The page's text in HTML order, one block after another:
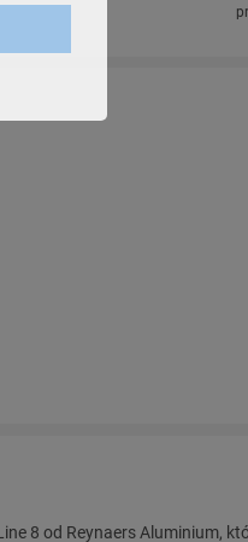
8 od Reynaers Aluminium,